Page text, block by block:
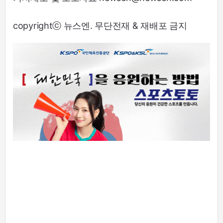
copyrightⓒ 뉴스엔. 무단전재 & 재배포 금지